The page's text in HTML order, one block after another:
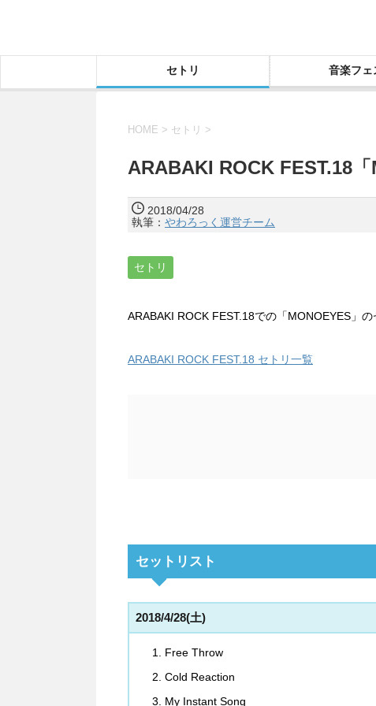
セトリ 音楽フェ
HOME > セトリ >
ARABAKI ROCK FEST.18
2018/04/28
執筆： やわろっく運営チーム
セトリ
ARABAKI ROCK FEST.18での「MONOEYES」の
ARABAKI ROCK FEST.18 セトリ一覧
セットリスト
2018/4/28(土)
Free Throw
Cold Reaction
My Instant Song